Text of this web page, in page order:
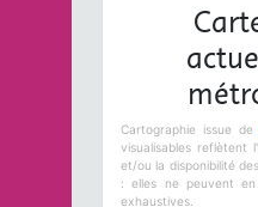
Cartographie issue de
visualisables reflètent
et/ou la disponibilité
: elles ne peuvent
exhaustives.